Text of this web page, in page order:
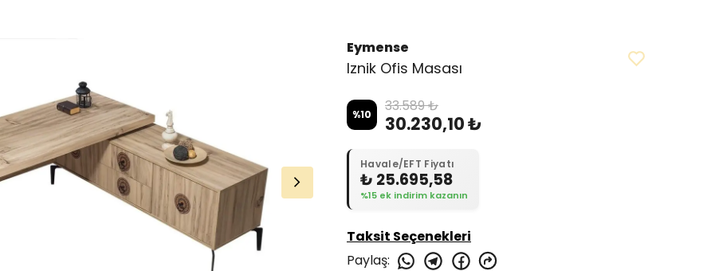
Eymense
Iznik Ofis Masası
%10 33.589 ₺
30.230,10 ₺
Havale/EFT Fiyatı
₺ 25.695,58
%15 ek indirim kazanın
Taksit Seçenekleri
Paylaş: